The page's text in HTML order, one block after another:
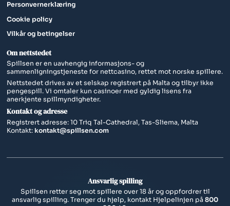
Personvernerklæring
Cookie policy
Vilkår og betingelser​
Om nettstedet
Spillsen er en uavhengig informasjons- og
sammenligningstjeneste for nettcasino, rettet mot norske spillere.
Nettstedet drives av et selskap registrert på Malta og tilbyr ikke
pengespill. Vi omtaler kun casinoer med gyldig lisens fra
anerkjente spillmyndigheter.
Kontakt og adresse
Registrert adresse: 10 Triq Tal-Cathedral, Tas-Sliema, Malta
Kontakt: kontakt@spillsen.com
Ansvarlig spilling
Spillsen retter seg mot spillere over 18 år og oppfordrer til
ansvarlig spilling. Trenger du hjelp, kontakt Hjelpelinjen på 800